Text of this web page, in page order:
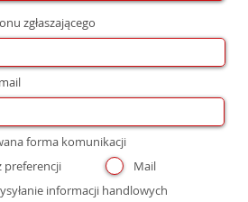
zgłaszającego
forma komunikacji
preferencji
Mail
wysyłanie informacji handlowych